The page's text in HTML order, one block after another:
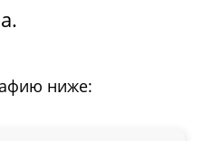
ниже: